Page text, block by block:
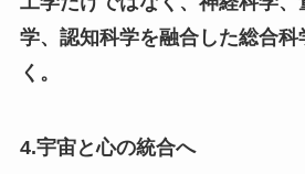
学、認知科学を融合した総合
く。
4.宇宙と心の統合へ